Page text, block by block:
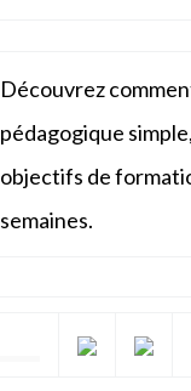
Découvrez
pédagogique
objectifs de
semaines.